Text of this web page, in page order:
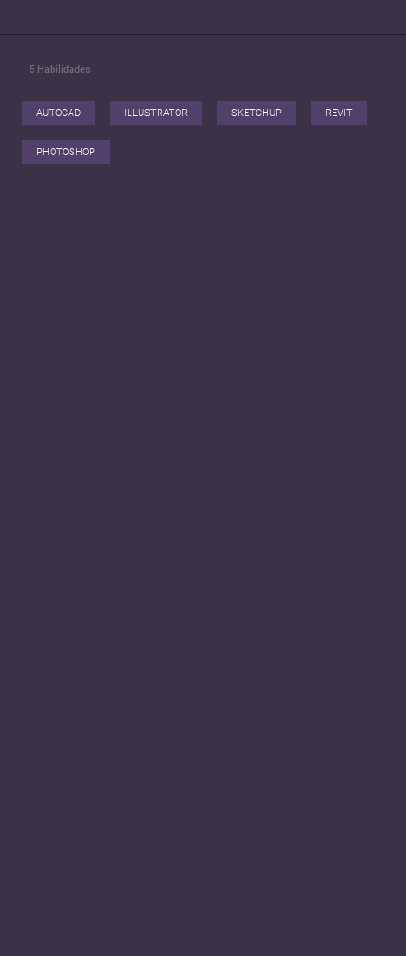
5 Habilidades
AUTOCAD ILLUSTRATOR SKETCHUP REVIT
PHOTOSHOP